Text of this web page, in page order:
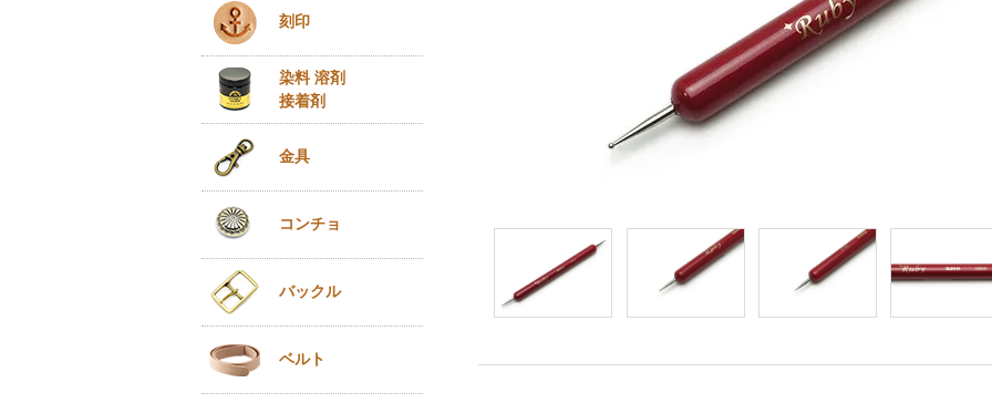
刻印
染料 溶剤
接着剤
金具
コンチョ
バックル
ベルト